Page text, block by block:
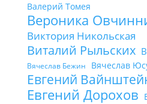
Валерий Томея
Вероника
Виктория Никольская
Виталий Рыльских
Вячеслав Бежин Вячеслав
Евгений
Евгений Дорохов